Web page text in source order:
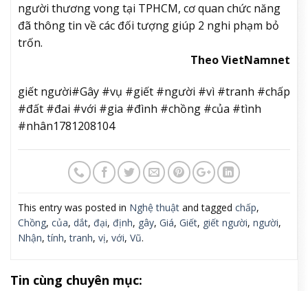
người thương vong tại TPHCM, cơ quan chức năng
đã thông tin về các đối tượng giúp 2 nghi phạm bỏ
trốn.
Theo VietNamnet
giết người#Gây #vụ #giết #người #vì #tranh #chấp
#đất #đai #với #gia #đình #chồng #của #tình
#nhân1781208104
This entry was posted in Nghệ thuật and tagged chấp,
Chồng, của, dắt, đại, định, gây, Giá, Giết, giết người, người,
Nhận,tính,tranh, vị, với, Vũ.
Tin cùng chuyên mục: